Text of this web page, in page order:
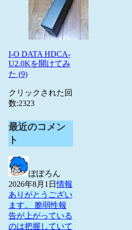
I-O DATA HDCA-
U2.0Kを開けてみ
た (9)
クリックされた回
数:2323
最近のコメン
ト
ぽぽろん
2026年8月1日情報
ありがとうござい
ます。 脆弱性報
告が上がっている
のは把握していて